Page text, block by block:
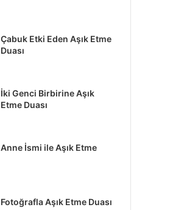
Çabuk Etki Eden Aşık Etme
Duası
İki Genci Birbirine Aşık
Etme Duası
Anne İsmi ile Aşık Etme
Fotoğrafla Aşık Etme Duası